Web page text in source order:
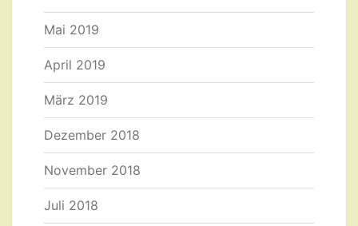
Mai 2019
April 2019
März 2019
Dezember 2018
November 2018
Juli 2018